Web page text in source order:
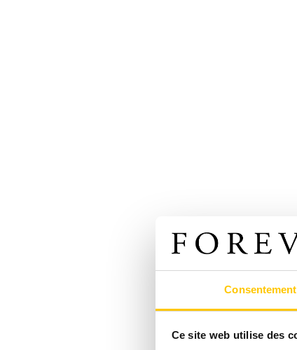
Consentement
Ce site web utilise des